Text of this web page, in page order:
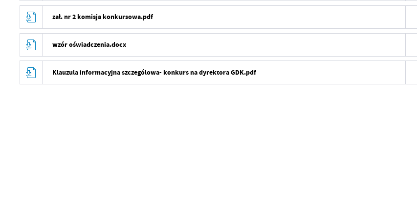
zał. nr 2 komisja konkursowa.pdf
wzór oświadczenia.docx
Klauzula informacyjna szczególowa- konkurs na dyrektora GDK.pdf